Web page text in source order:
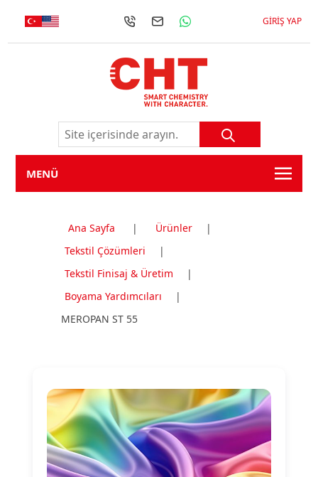
GIRIŞ YAP
MENÜ
Ana Sayfa | Ürünler
|
Tekstil Çözümleri
|
Tekstil Finisaj & Üretim
|
Boyama Yardımcıları
|
MEROPAN ST 55